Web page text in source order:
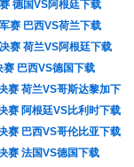
德国VS阿根廷下载
赛 巴西VS荷兰下载
赛 荷兰VS阿根廷下载
巴西VS德国下载
赛 荷兰VS哥斯达黎加下
赛 阿根廷VS比利时下载
赛 巴西VS哥伦比亚下载
赛 法国VS德国下载